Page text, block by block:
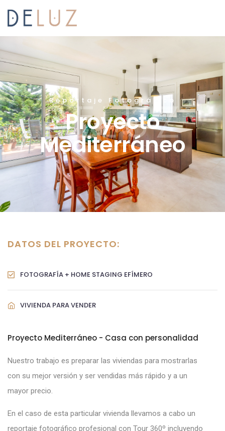
Reportaje Fotográfico
Proyecto
Mediterráneo
DATOS DEL PROYECTO:
FOTOGRAFÍA + HOME STAGING EFÍMERO
VIVIENDA PARA VENDER
Proyecto Mediterráneo - Casa con personalidad
Nuestro trabajo es preparar las viviendas para mostrarlas
con su mejor versión y ser vendidas más rápido y a un
mayor precio.
En el caso de esta particular vivienda llevamos a cabo un
reportaje fotográfico profesional con Tour 360º incluyendo